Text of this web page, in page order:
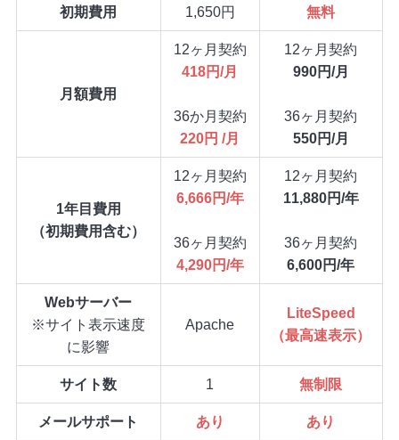
初期費用 1,650円 無料
月額費用
12ヶ月契約
418円/月
36か月契約
220円 /月
12ヶ月契約
990円/月
36ヶ月契約
550円/月
1年目費用
（初期費用含む）
12ヶ月契約
6,666円/年
36ヶ月契約
4,290円/年
12ヶ月契約
11,880円/年
36ヶ月契約
6,600円/年
Webサーバー
※サイト表示速度
に影響
Apache
LiteSpeed
（最高速表示）
サイト数 1 無制限
メールサポート あり あり